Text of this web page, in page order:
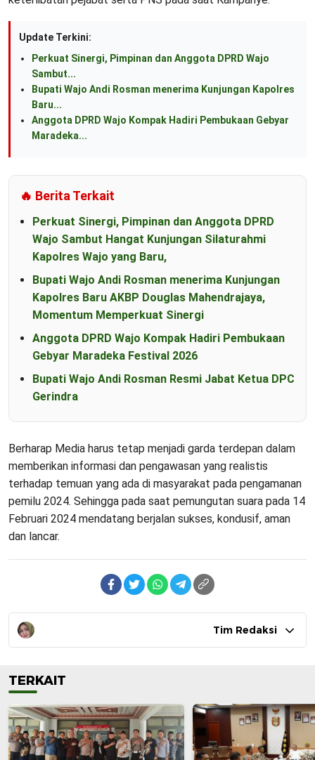
Update Terkini:
Perkuat Sinergi, Pimpinan dan Anggota DPRD Wajo
Sambut...
Bupati Wajo Andi Rosman menerima Kunjungan Kapolres
Baru...
Anggota DPRD Wajo Kompak Hadiri Pembukaan Gebyar
Maradeka...
🔥 Berita Terkait
Perkuat Sinergi, Pimpinan dan Anggota DPRD
Wajo Sambut Hangat Kunjungan Silaturahmi
Kapolres Wajo yang Baru,
Bupati Wajo Andi Rosman menerima Kunjungan
Kapolres Baru AKBP Douglas Mahendrajaya,
Momentum Memperkuat Sinergi
Anggota DPRD Wajo Kompak Hadiri Pembukaan
Gebyar Maradeka Festival 2026
Bupati Wajo Andi Rosman Resmi Jabat Ketua DPC
Gerindra
Berharap Media harus tetap menjadi garda terdepan dalam
memberikan informasi dan pengawasan yang realistis
terhadap temuan yang ada di masyarakat pada pengamanan
pemilu 2024. Sehingga pada saat pemungutan suara pada 14
Februari 2024 mendatang berjalan sukses, kondusif, aman
dan lancar.
Tim Redaksi
TERKAIT